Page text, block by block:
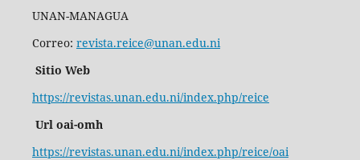
UNAN-MANAGUA
Correo: revista.reice@unan.edu.ni
Sitio Web
https://revistas.unan.edu.ni/index.php/reice
Url oai-omh
https://revistas.unan.edu.ni/index.php/reice/oai